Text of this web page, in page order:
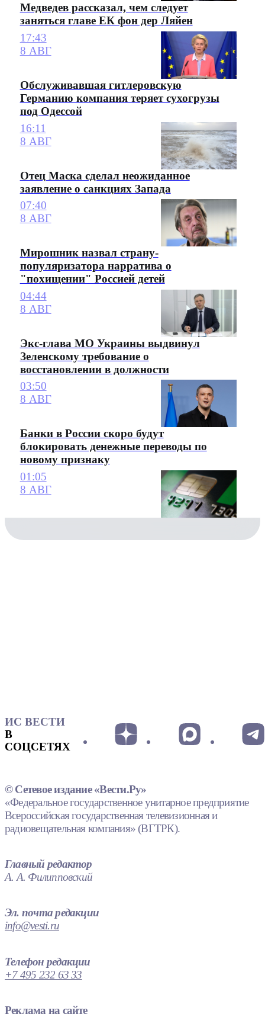
Медведев рассказал, чем следует
заняться главе ЕК фон дер Ляйен
17:43
8 АВГ
Обслуживавшая гитлеровскую
Германию компания теряет сухогрузы
под Одессой
16:11
8 АВГ
Отец Маска сделал неожиданное
заявление о санкциях Запада
07:40
8 АВГ
Мирошник назвал страну-
популяризатора нарратива о
"похищении" Россией детей
04:44
8 АВГ
Экс-глава МО Украины выдвинул
Зеленскому требование о
восстановлении в должности
03:50
8 АВГ
Банки в России скоро будут
блокировать денежные переводы по
новому признаку
01:05
8 АВГ
ИС ВЕСТИ
В
СОЦСЕТЯХ
© Сетевое издание «Вести.Ру»
«Федеральное государственное унитарное предприятие
Всероссийская государственная телевизионная и
радиовещательная компания» (ВГТРК).
Главный редактор
А. А. Филипповский
Эл. почта редакции
info@vesti.ru
Телефон редакции
+7 495 232 63 33
Реклама на сайте